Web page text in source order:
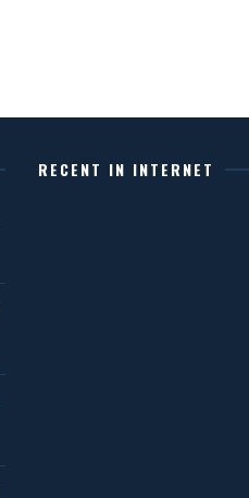
RECENT IN INTERNET